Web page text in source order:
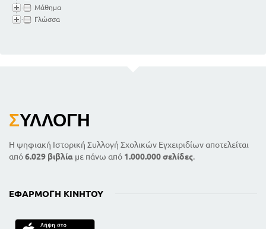
Μάθημα
Γλώσσα
ΣΥΛΛΟΓΉ
Η ψηφιακή Ιστορική Συλλογή Σχολικών Εγχειριδίων αποτελείται
από6.029 βιβλία με πάνω από 1.000.000 σελίδες.
ΕΦΑΡΜΟΓΉ ΚΙΝΗΤΟΎ